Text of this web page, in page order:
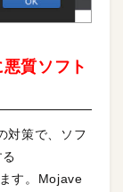
質ソフト
対策で、ソフ
す。Mojave